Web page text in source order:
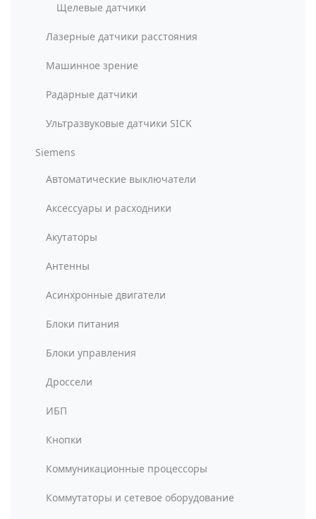
Щелевые датчики
Лазерные датчики расстояния
Машинное зрение
Радарные датчики
Ультразвуковые датчики SICK
Siemens
Автоматические выключатели
Аксессуары и расходники
Акутаторы
Антенны
Асинхронные двигатели
Блоки питания
Блоки управления
Дроссели
ИБП
Кнопки
Коммуникационные процессоры
Коммутаторы и сетевое оборудование